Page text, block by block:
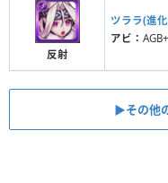
反射
ツララ(進
アビ：
▶︎その他